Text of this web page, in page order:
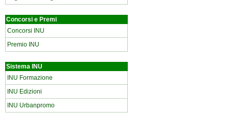
Concorsi e Premi
Concorsi INU
Premio INU
Sistema INU
INU Formazione
INU Edizioni
INU Urbanpromo